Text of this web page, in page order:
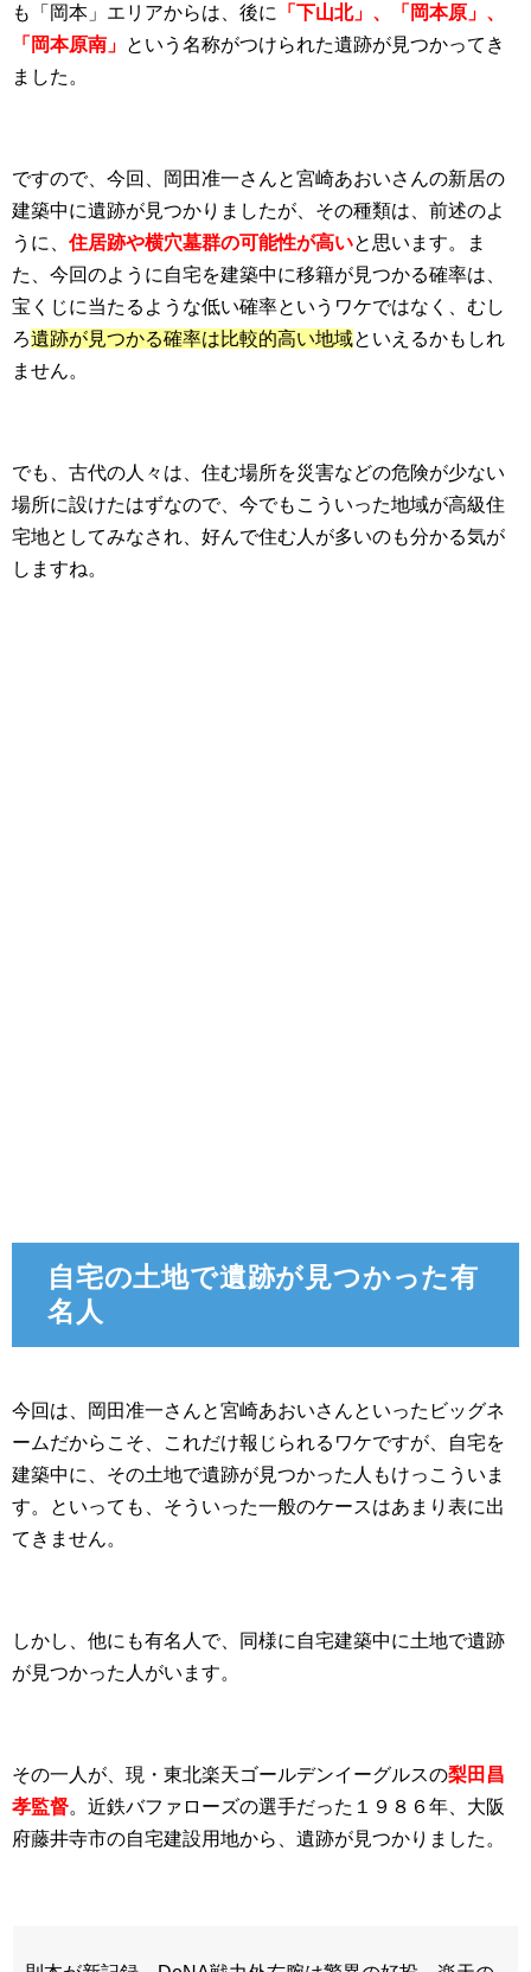
も「岡本」エリアからは、後に
「下山北」、「岡本原」、
「岡本原南」 という名称がつけられた遺跡が見つかってき
ました。
ですので、今回、岡田准一さんと宮崎あおいさんの新居の
建築中に遺跡が見つかりましたが、その種類は、前述のよ
うに、 住居跡や横穴墓群の可能性が高いと思います。ま
た、今回のように自宅を建築中に移籍が見つかる確率は、
宝くじに当たるような低い確率というワケではなく、むし
ろ遺跡が見つかる確率は比較的高い地域といえるかもしれ
ません。
でも、古代の人々は、住む場所を災害などの危険が少ない
場所に設けたはずなので、今でもこういった地域が高級住
宅地としてみなされ、好んで住む人が多いのも分かる気が
しますね。
自宅の土地で遺跡が見つかった有
名人
今回は、岡田准一さんと宮崎あおいさんといったビッグネ
ームだからこそ、これだけ報じられるワケですが、自宅を
建築中に、その土地で遺跡が見つかった人もけっこういま
す。といっても、そういった一般のケースはあまり表に出
てきません。
しかし、他にも有名人で、同様に自宅建築中に土地で遺跡
が見つかった人がいます。
その一人が、現・東北楽天ゴールデンイーグルスの梨田昌
孝監督。近鉄バファローズの選手だった１９８６年、大阪
府藤井寺市の自宅建設用地から、遺跡が見つかりました。